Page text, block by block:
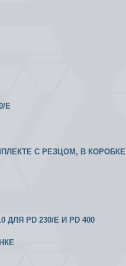
E
С РЕЗЦОМ, В КОРОБКЕ
PD 230/E И PD 400